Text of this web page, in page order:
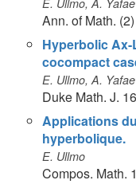
E. Ullmo, A.
Ann. of Math.
Hyperbolic
cocompact
E. Ullmo, A.
Duke Math. J.
Applications
hyperbolique.
E. Ullmo
Compos. Math.